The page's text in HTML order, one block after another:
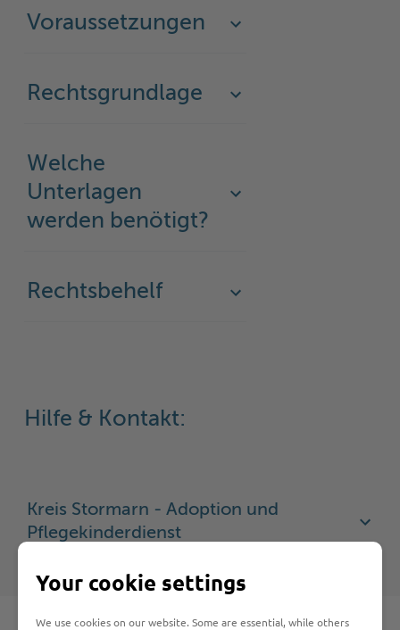
Woche der Seelischen Gesundheit
Karrieretag
Zahlen, Daten, Fakten
Voraussetzungen
Rechtsgrundlage
Welche
Unterlagen
werden benötigt?
Rechtsbehelf
Hilfe & Kontakt:
Kreis Stormarn - Adoption und
Pflegekinderdienst
Your cookie settings
We use cookies on our website. Some are essential, while others